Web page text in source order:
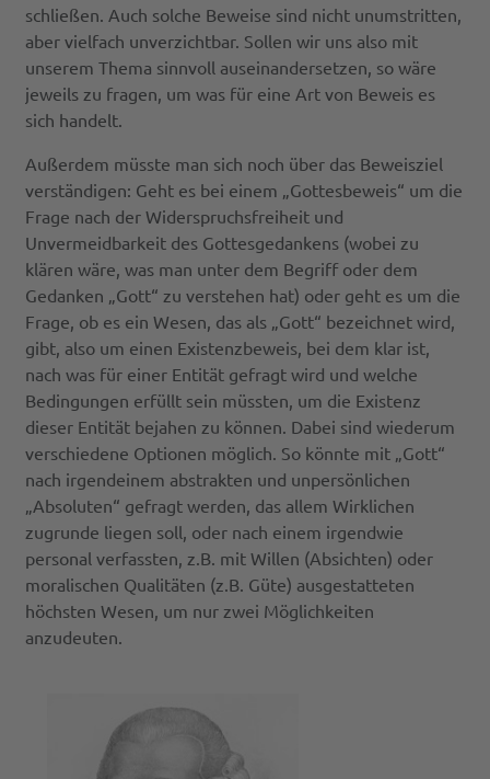
schließen. Auch solche Beweise sind nicht unumstritten,
aber vielfach unverzichtbar. Sollen wir uns also mit
unserem Thema sinnvoll auseinandersetzen, so wäre
jeweils zu fragen, um was für eine Art von Beweis es
sich handelt.
Außerdem müsste man sich noch über das Beweisziel
verständigen: Geht es bei einem „Gottesbeweis“ um die
Frage nach der Widerspruchsfreiheit und
Unvermeidbarkeit des Gottesgedankens (wobei zu
klären wäre, was man unter dem Begriff oder dem
Gedanken „Gott“ zu verstehen hat) oder geht es um die
Frage, ob es ein Wesen, das als „Gott“ bezeichnet wird,
gibt, also um einen Existenzbeweis, bei dem klar ist,
nach was für einer Entität gefragt wird und welche
Bedingungen erfüllt sein müssten, um die Existenz
dieser Entität bejahen zu können. Dabei sind wiederum
verschiedene Optionen möglich. So könnte mit „Gott“
nach irgendeinem abstrakten und unpersönlichen
„Absoluten“ gefragt werden, das allem Wirklichen
zugrunde liegen soll, oder nach einem irgendwie
personal verfassten, z.B. mit Willen (Absichten) oder
moralischen Qualitäten (z.B. Güte) ausgestatteten
höchsten Wesen, um nur zwei Möglichkeiten
anzudeuten.